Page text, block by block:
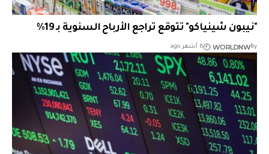
"نيبون شينياكو" تتوقع تراجع الأرباح السنوية بـ 19%
By
WORLDNW 6 أشهر ago